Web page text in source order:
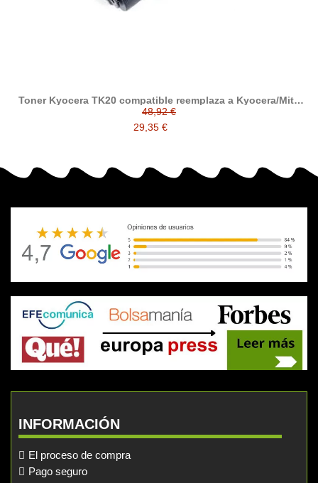
Toner Kyocera TK20 compatible reemplaza a Kyocera/Mita
TK-20H
48,92 €
29,35 €
INFORMACIÓN
El proceso de compra
Pago seguro